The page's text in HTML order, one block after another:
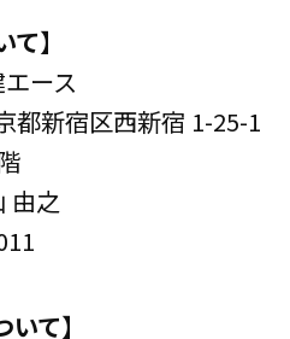
】
ース
都新宿区西新宿 1-25-1
由之
て】